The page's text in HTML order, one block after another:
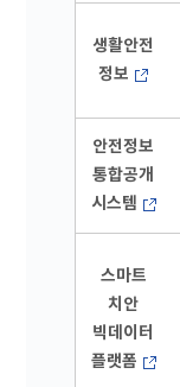
생활안전
정보
안전정보
통합공개
시스템
스마트
치안
빅데이터
플랫폼